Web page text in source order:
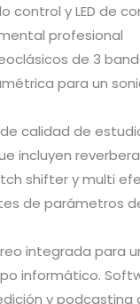
control y LED de
profesional
de 3
para un
calidad de
incluyen
shifter y multi
de parámetros
integrada para
informático.
y podcasting